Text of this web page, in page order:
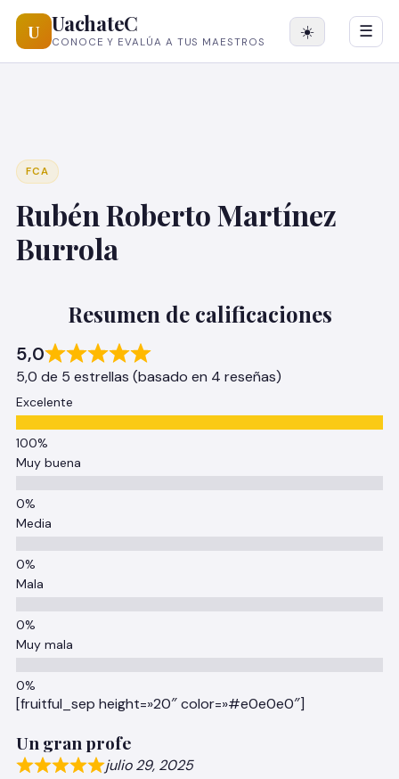
U UachateC
CONOCE Y EVALÚA A TUS MAESTROS
☀️ ☰
FCA
Rubén Roberto Martínez
Burrola
Resumen de calificaciones
5,0
5,0 de 5 estrellas (basado en 4 reseñas)
Excelente
Muy buena
Media
Mala
Muy mala
[fruitful_sep height=»20″ color=»#e0e0e0″]
Un gran profe
julio 29, 2025